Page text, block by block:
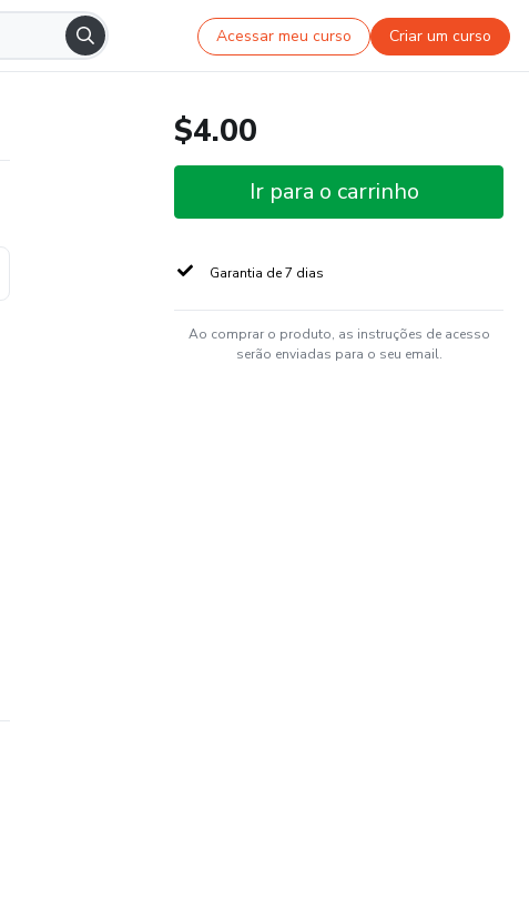
Acessar meu curso Criar um curso
$4.00
Ir para o carrinho
Garantia de 7 dias
Ao comprar o produto, as instruções de acesso
serão enviadas para o seu email.